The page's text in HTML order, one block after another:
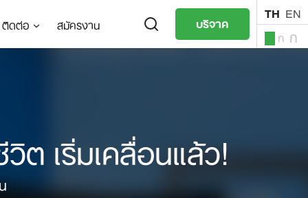
ติดต่อ สมัครงาน บริจาค TH EN
ก ก
ต เริ่มเคลื่อนแล้ว!